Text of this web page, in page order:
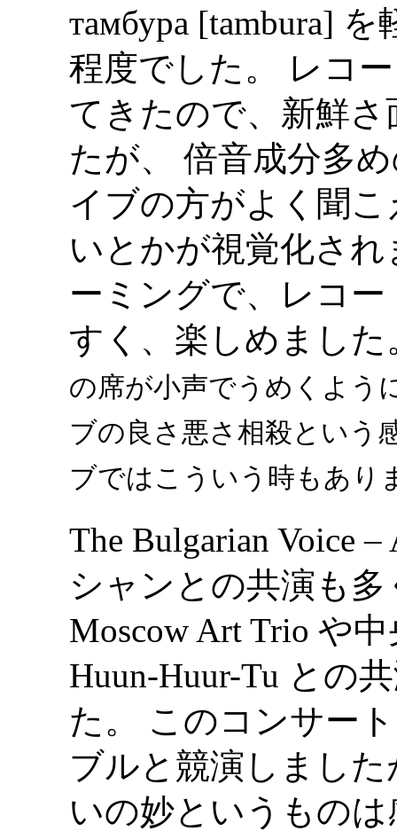
тамбура [tambura]
程度でした。 レコ
てきたので、新鮮
たが、 倍音成分多
イブの方がよく聞
いとかが視覚化さ
ーミングで、レコ
すく、楽しめまし
の席が小声でうめくよう
ブの良さ悪さ相殺という
ブではこういう時もあり
The Bulgarian Voice
シャンとの共演も
Moscow Art Trio や
Huun-Huur-Tu との
た。 このコンサー
ブルと競演しまし
いの妙というもの